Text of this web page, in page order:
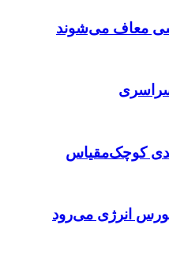
معاف می‌شوند
کوچک‌مقیاس
انرژی می‌رود